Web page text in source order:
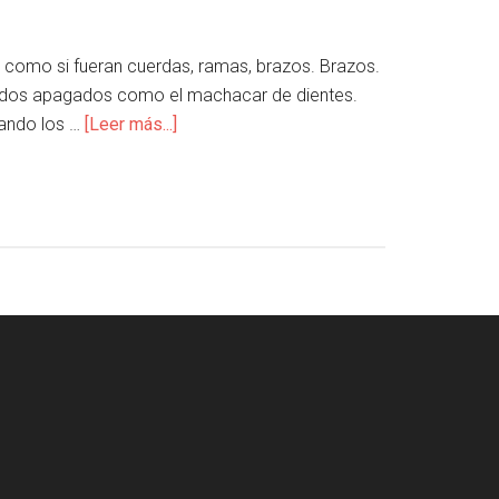
si fueran cuerdas, ramas, brazos. Brazos.
apagados como el machacar de dientes.
los … [Leer más...]